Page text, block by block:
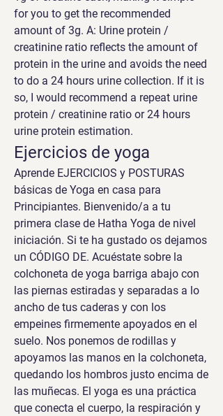
for you to get the recommended
amount of 3g. A: Urine protein /
creatinine ratio reflects the amount of
protein in the urine and avoids the need
to do a 24 hours urine collection. If it is
so, I would recommend a repeat urine
protein / creatinine ratio or 24 hours
urine protein estimation.
Ejercicios de yoga
Aprende EJERCICIOS y POSTURAS
básicas de Yoga en casa para
Principiantes. Bienvenido/a a tu
primera clase de Hatha Yoga de nivel
iniciación. Si te ha gustado os dejamos
un CÓDIGO DE. Acuéstate sobre la
colchoneta de yoga barriga abajo con
las piernas estiradas y separadas a lo
ancho de tus caderas y con los
empeines firmemente apoyados en el
suelo. Nos ponemos de rodillas y
apoyamos las manos en la colchoneta,
quedando los hombros justo encima de
las muñecas. El yoga es una práctica
que conecta el cuerpo, la respiración y